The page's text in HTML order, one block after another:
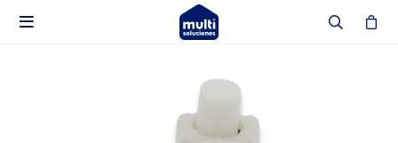
